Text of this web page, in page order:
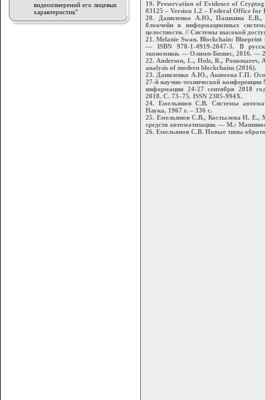
видеоизмерений его лицевых
характеристик"
19. Preservation of Evidence of
03125 – Version 1.2 – Federal Office
20. Даниленко А.Ю., Пашкина Е.В.,
блокчейн в информационных
целостности. // Системы высокой
21. Melanie Swan. Blockchain:
— ISBN 978-1-4919-2047-3. В
экономики. — Олимп-Бизнес, 2016. —
22. Anderson, L., Holz, R., Ponomarev,
analysis of modern blockchains (2016).
23. Даниленко А.Ю., Акимова Г.П.
27-й научно-технической конференции
информации 24-27 сентября 2018
2018. С. 73–75. ISSN 2305-994X.
24. Емельянов С.В. Системы
Наука, 1967 г. – 336 с.
25. Емельянов С.В., Костылева Н. Е.,
средств автоматизации. — М.:
26. Емельянов С.В. Новые типы